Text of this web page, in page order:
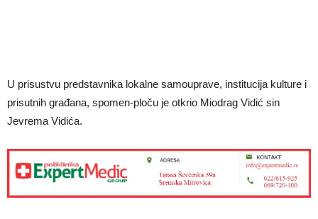
U prisustvu predstavnika lokalne samouprave, institucija kulture i
prisutnih građana, spomen-ploču je otkrio Miodrag Vidić sin
Jevrema Vidića.